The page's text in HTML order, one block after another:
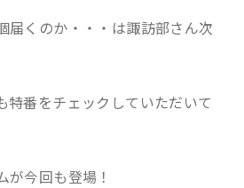
届くのか・・・は諏訪部さん次
特番をチェックしていただいて
が今回も登場！